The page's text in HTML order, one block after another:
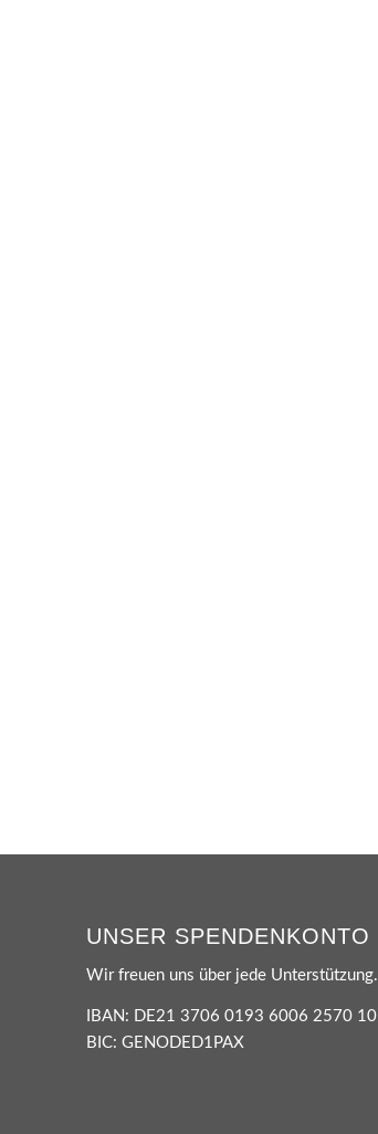
UNSER SPENDENKONTO
Wir freuen uns über jede Unterstützung.
IBAN: DE21 3706 0193 6006 2570 10
BIC: GENODED1PAX